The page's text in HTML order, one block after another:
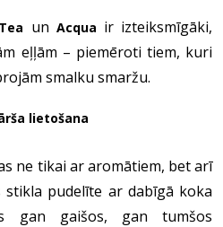
un Acqua ir izteiksmīgāki,
eļļām – piemēroti tiem, kuri
smalku smaržu.
lietošana
ne tikai ar aromātiem, bet arī
stikla pudelīte ar dabīgā koka
gan gaišos, gan tumšos